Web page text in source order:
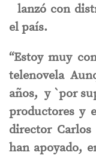
lanzó con
el país.
“Estoymuy
telenovela
años, y `por
productores y
director
han apoyado,